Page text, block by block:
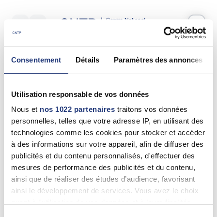
Consentement Détails Paramètres des annonces
Utilisation responsable de vos données
Nous et nos 1022 partenaires traitons vos données
personnelles, telles que votre adresse IP, en utilisant des
technologies comme les cookies pour stocker et accéder
à des informations sur votre appareil, afin de diffuser des
publicités et du contenu personnalisés, d'effectuer des
mesures de performance des publicités et du contenu,
ainsi que de réaliser des études d’audience, favorisant
ainsi le développement de services. Vous avez le choix
Votre test psychotechnique
Mercredi 17 Juin 2026à09:35
Nom *
Prénom(s) *
Email *